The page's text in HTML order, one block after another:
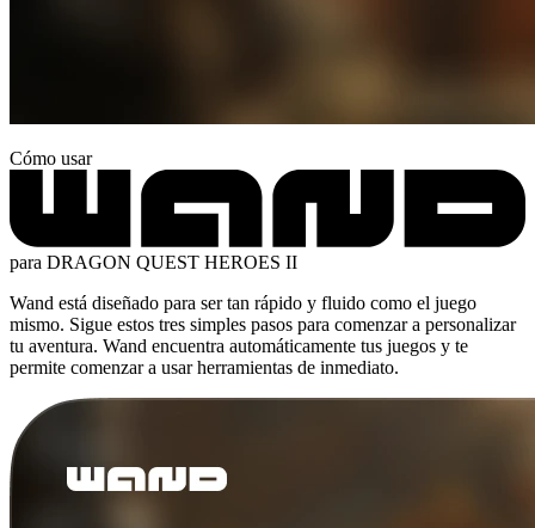
Cómo usar
para DRAGON QUEST HEROES II
Wand está diseñado para ser tan rápido y fluido como el juego
mismo. Sigue estos tres simples pasos para comenzar a personalizar
tu aventura. Wand encuentra automáticamente tus juegos y te
permite comenzar a usar herramientas de inmediato.